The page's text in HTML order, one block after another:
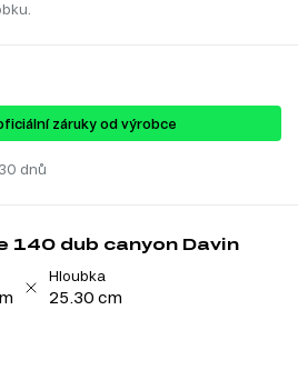
záruky od výrobce
dnů
140 dub canyon Davin
Hloubka
25.30 cm